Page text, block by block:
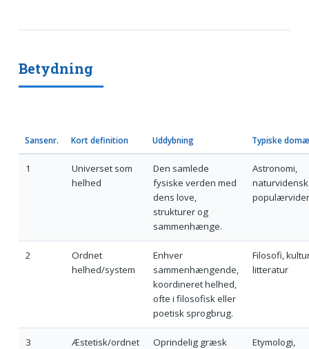
Betydning
Sansenr. Kort definition Uddybning Typiske
1
Universet som
helhed
Den samlede
fysiske verden med
dens love,
strukturer og
sammenhænge.
Astronomi,
2
Ordnet
helhed/system
Enhver
sammenhængende,
koordineret helhed,
ofte i filosofisk eller
poetisk sprogbrug.
Filosofi,
litteratur
3
Æstetisk/ordnet
Oprindelig græsk
Etymologi,